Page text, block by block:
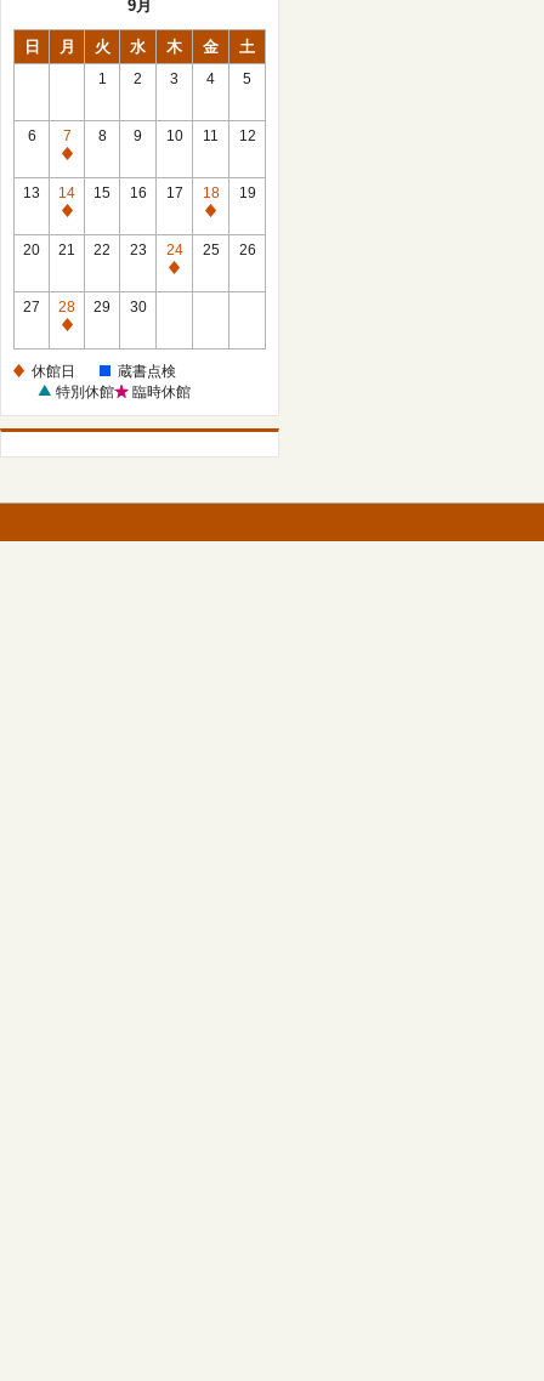
9月
日 月 火 水 木 金 土
1 2 3 4 5
6
7
休
館
日
8 9 10 11 12
13
14
休
館
15 16 17
18
休
館
19
20 21 22 23
24
休
25 26
27
28
休
日
29 30
休館日
蔵書点検
特別休館
臨時休館